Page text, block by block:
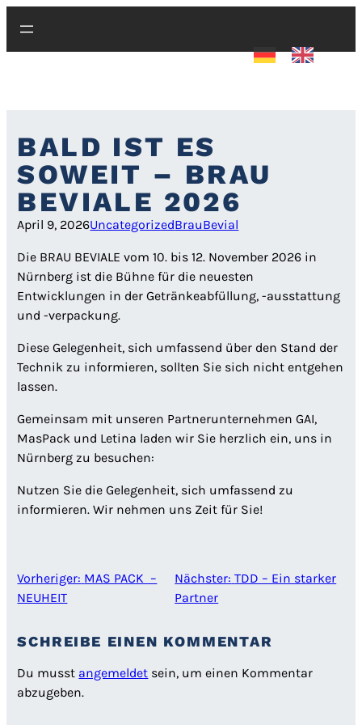
Inhalt
springen
BALD IST ES
SOWEIT – BRAU
BEVIALE 2026
April 9, 2026UncategorizedBrauBevial
Die BRAU BEVIALE vom 10. bis 12. November 2026 in
Nürnberg ist die Bühne für die neuesten
Entwicklungen in der Getränkeabfüllung, -ausstattung
und -verpackung.
Diese Gelegenheit, sich umfassend über den Stand der
Technik zu informieren, sollten Sie sich nicht entgehen
lassen.
Gemeinsam mit unseren Partnerunternehmen GAI,
MasPack und Letina laden wir Sie herzlich ein, uns in
Nürnberg zu besuchen:
Nutzen Sie die Gelegenheit, sich umfassend zu
informieren. Wir nehmen uns Zeit für Sie!
Vorheriger: MAS PACK –
NEUHEIT
Nächster: TDD – Ein starker
Partner
SCHREIBE EINEN KOMMENTAR
Du musst angemeldet sein, um einen Kommentar
abzugeben.